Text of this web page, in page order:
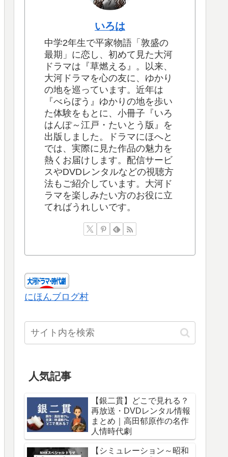
いろは
中学2年生で平家物語「敦盛の
最期」に恋し、初めて見た大河
ドラマは『草燃える』。以来、
大河ドラマを心の友に、ゆかり
の地を巡っています。近年は
『べらぼう』ゆかりの地を歩い
た体験をもとに、小冊子『いろ
はんぽ～江戸・たいとう版』を
出版しました。ドラマにほへと
では、実際に見た作品の魅力を
熱くお届けします。配信サービ
スやDVDレンタルなどの視聴方
法もご紹介しています。大河ド
ラマを楽しみたい方のお役に立
てればうれしいです。
にほんブログ村
人気記事
【銀二貫】どこで見れる？
再放送・DVDレンタル情報
まとめ｜高田郁原作の名作
人情時代劇
【シミュレーション～昭和